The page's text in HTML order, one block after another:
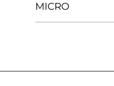
MICRO